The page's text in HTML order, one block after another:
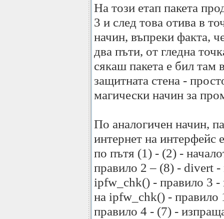
На този етап пакета
3 и след това отива в
начин, въпреки факта,
два пъти, от гледна
сякаш пакета е бил там
защитната стена -
магически начин за
По аналогичен начин,
интернет на интерфейс
по пътя (1) - (2) -
правило 2 – (8) - divert
ipfw_chk() - правило 3 -
на ipfw_chk() - правило
правило 4 - (7) -